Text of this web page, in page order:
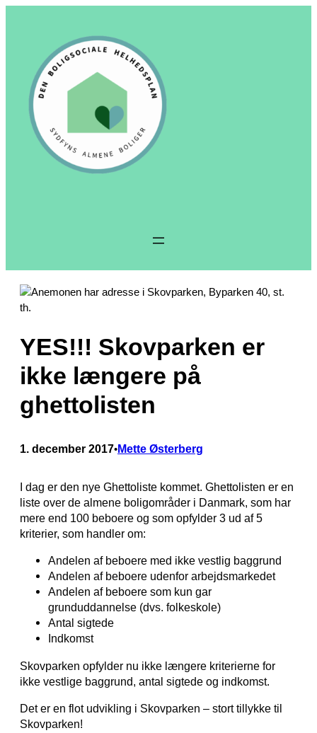
YES!!! Skovparken er
ikke længere på
ghettolisten
1. december 2017•Mette Østerberg
I dag er den nye Ghettoliste kommet. Ghettolisten er en
liste over de almene boligområder i Danmark, som har
mere end 100 beboere og som opfylder 3 ud af 5
kriterier, som handler om:
Andelen af beboere med ikke vestlig baggrund
Andelen af beboere udenfor arbejdsmarkedet
Andelen af beboere som kun gar
grunduddannelse (dvs. folkeskole)
Antal sigtede
Indkomst
Skovparken opfylder nu ikke længere kriterierne for
ikke vestlige baggrund, antal sigtede og indkomst.
Det er en flot udvikling i Skovparken – stort tillykke til
Skovparken!